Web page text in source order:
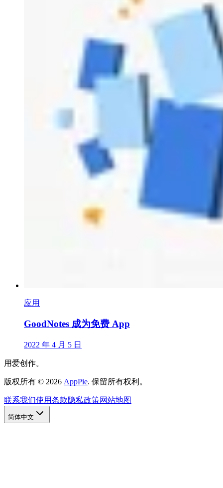
应用
GoodNotes 成为免费 App
2022 年 4 月 5 日
用爱创作。
版权所有 © 2026 AppPie. 保留所有权利。
联系我们使用条款隐私政策网站地图
简体中文